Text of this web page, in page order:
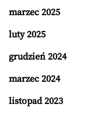
marzec 2025
luty 2025
grudzień 2024
marzec 2024
listopad 2023